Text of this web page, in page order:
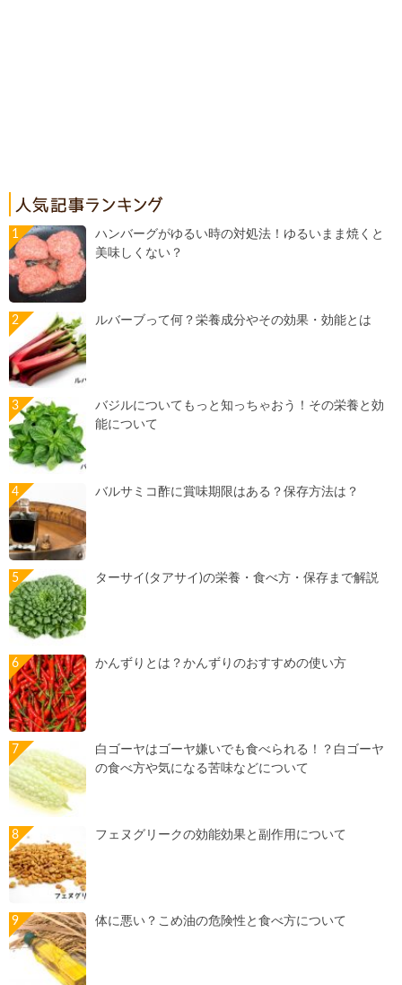
ハンバーグがゆるい時の対処法！ゆるいまま焼くと
美味しくない？
ルバーブって何？栄養成分やその効果・効能とは
バジルについてもっと知っちゃおう！その栄養と効
能について
バルサミコ酢に賞味期限はある？保存方法は？
ターサイ(タアサイ)の栄養・食べ方・保存まで解説
かんずりとは？かんずりのおすすめの使い方
白ゴーヤはゴーヤ嫌いでも食べられる！？白ゴーヤ
の食べ方や気になる苦味などについて
フェヌグリークの効能効果と副作用について
体に悪い？こめ油の危険性と食べ方について